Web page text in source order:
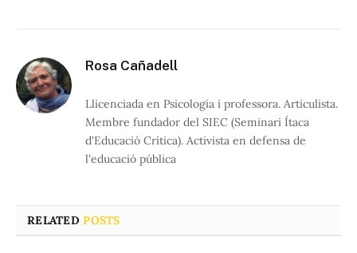
Rosa Cañadell
Llicenciada en Psicologia i professora. Articulista.
Membre fundador del SIEC (Seminari Ítaca
d'Educació Crítica). Activista en defensa de
l'educació pública
RELATEDPOSTS